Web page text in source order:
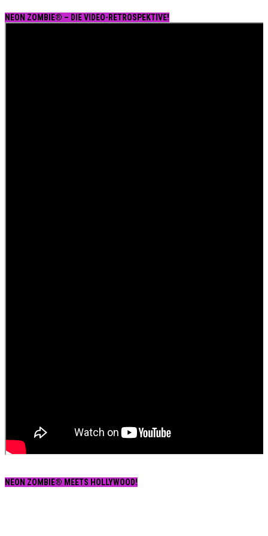
NEON ZOMBIE® – DIE VIDEO-RETROSPEKTIVE!
NEON ZOMBIE® MEETS HOLLYWOOD!